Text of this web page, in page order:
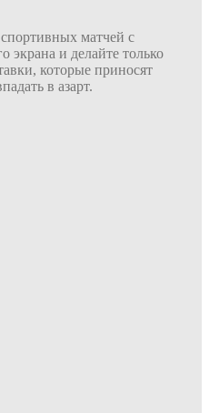
матчей с
экрана и делайте только
которые приносят
в азарт.